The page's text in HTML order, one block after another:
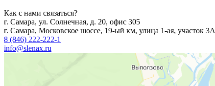
Как с нами связаться?
г. Самара, ул. Солнечная, д. 20, офис 305
г. Самара, Московское шоссе, 19-ый км, улица 1-ая, участок 3А
8 (846) 222-222-1
info@slenax.ru